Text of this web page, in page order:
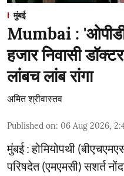
मुंबई
Mumbai :
हजार निवासी
लांबच लांब रांगा
अमित श्रीवास्तव
Published on: 06 Aug 2026,
मुंबई : होमियोपथी
परिषदेत (एमएमसी) सशर्त